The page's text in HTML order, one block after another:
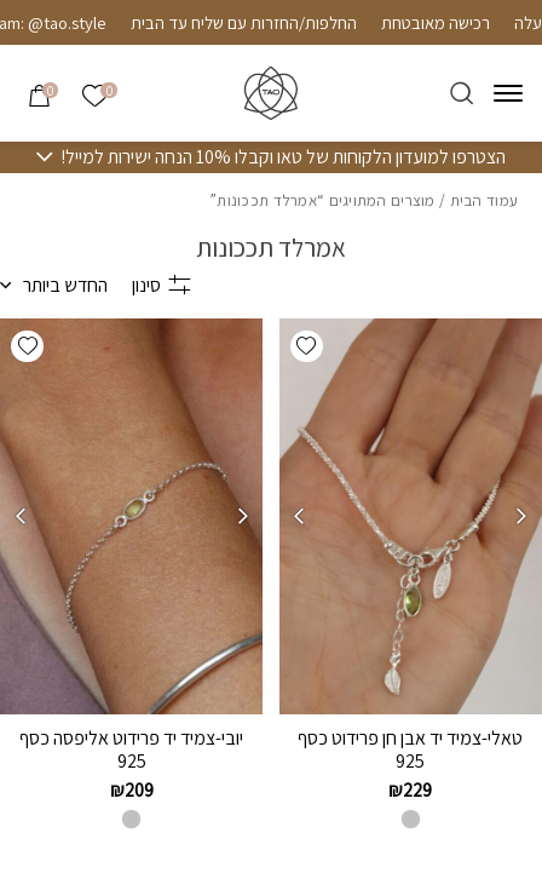
Skip to Contentרכישה מאובטחת החלפות/החזרות עם שליח עד הבית @tao.style
0 הרשימה
0
הצטרפו למועדון הלקוחות של טאו וקבלו 10% הנחה ישירות למייל!
עמוד הבית / מוצרים המתויגים “אמרלד תככונות”
אמרלד תככונות
סינון החדש ביותר
Add wishlist
טאלי-צמיד יד אבן חן פרידוט כסף
925
₪229
יובי-צמיד יד פרידוט אליפסה כסף
925
₪209
בחזרה למעלה